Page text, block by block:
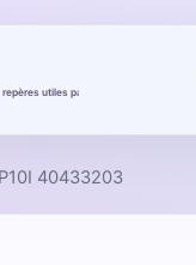
40433203